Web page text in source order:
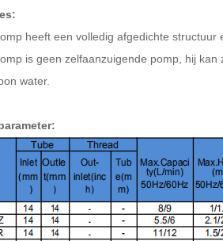
heeft een volledig afgedichte structuur
is geen zelfaanzuigende pomp, hij kan
water.